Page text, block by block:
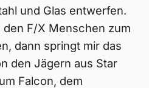
und Glas entwerfen.
den F/X Menschen zum
dann springt mir das
den Jägern aus Star
Falcon, dem